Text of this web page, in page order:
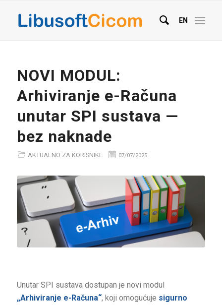
EN
NOVI MODUL:
Arhiviranje e-Računa
unutar SPI sustava —
bez naknade
AKTUALNO ZA KORISNIKE 07/07/2025
Unutar SPI sustava dostupan je novi modul
„Arhiviranje e-Računa“, koji omogućuje sigurno